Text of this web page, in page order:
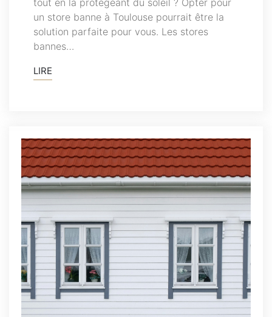
un store banne à Toulouse pourrait être la
solution parfaite pour vous. Les stores
bannes…
LIRE